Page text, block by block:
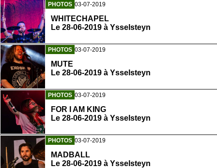
PHOTOS 03-07-2019
WHITECHAPEL
Le 28-06-2019 à Ysselsteyn
PHOTOS 03-07-2019
MUTE
Le 28-06-2019 à Ysselsteyn
PHOTOS 03-07-2019
FOR I AM KING
Le 28-06-2019 à Ysselsteyn
PHOTOS 03-07-2019
MADBALL
Le 28-06-2019 à Ysselsteyn